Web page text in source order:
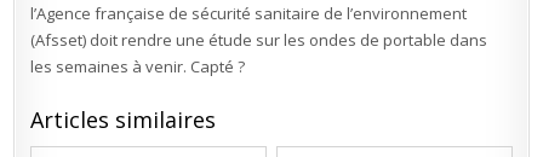
l’Agence française de sécurité sanitaire de l’environnement
(Afsset) doit rendre une étude sur les ondes de portable dans
les semaines à venir. Capté ?
Articles similaires